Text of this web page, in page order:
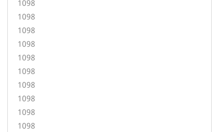
1098
1098
1098
1098
1098
1098
1098
1098
1098
1098